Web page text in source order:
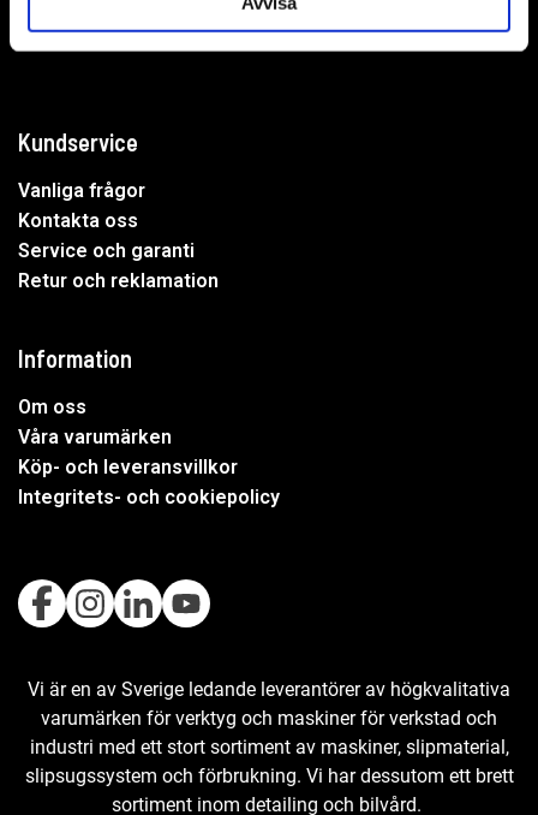
Eller ring oss:019-20 73 30
Kundservice
Vanliga frågor
Kontakta oss
Service och garanti
Retur och reklamation
Information
Om oss
Våra varumärken
Köp- och leveransvillkor
Integritets- och cookiepolicy
Vi är en av Sverige ledande leverantörer av högkvalitativa
varumärken för verktyg och maskiner för verkstad och
industri med ett stort sortiment av maskiner, slipmaterial,
slipsugssystem och förbrukning. Vi har dessutom ett brett
sortiment inom detailing och bilvård.